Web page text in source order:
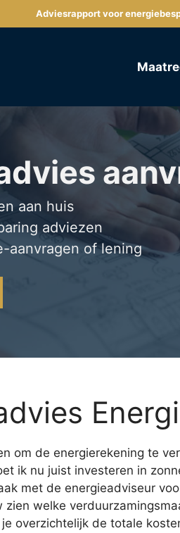
Adviesrapport voor
aan huis
adviezen
aanvragen of lening
om de energierekening te
ik nu juist investeren in
met de energieadviseur
welke
overzichtelijk de totale